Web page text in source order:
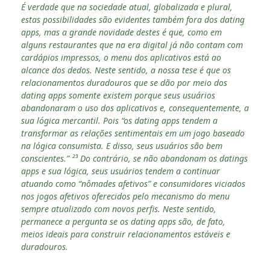
É verdade que na sociedade atual, globalizada e plural,
estas possibilidades são evidentes também fora dos dating
apps, mas a grande novidade destes é que, como em
alguns restaurantes que na era digital já não contam com
cardápios impressos, o menu dos aplicativos está ao
alcance dos dedos. Neste sentido, a nossa tese é que os
relacionamentos duradouros que se dão por meio dos
dating apps somente existem porque seus usuários
abandonaram o uso dos aplicativos e, consequentemente, a
sua lógica mercantil. Pois “os dating apps tendem a
transformar as relações sentimentais em um jogo baseado
na lógica consumista. E disso, seus usuários são bem
conscientes.” ²³ Do contrário, se não abandonam os datings
apps e sua lógica, seus usuários tendem a continuar
atuando como “nômades afetivos” e consumidores viciados
nos jogos afetivos oferecidos pelo mecanismo do menu
sempre atualizado com novos perfis. Neste sentido,
permanece a pergunta se os dating apps são, de fato,
meios ideais para construir relacionamentos estáveis e
duradouros.